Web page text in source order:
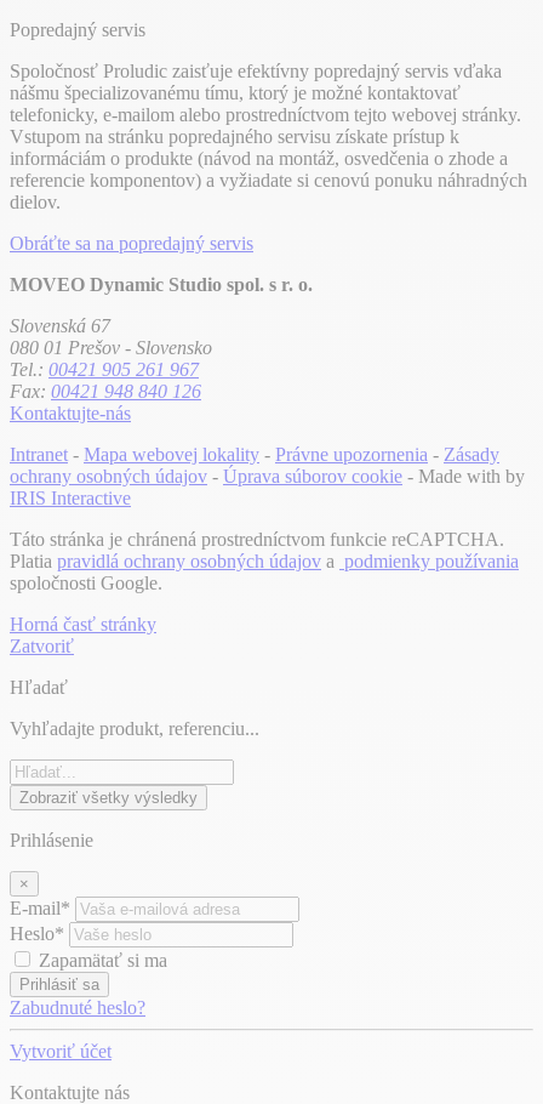
Popredajný servis
Spoločnosť Proludic zaisťuje efektívny popredajný servis vďaka
nášmu špecializovanému tímu, ktorý je možné kontaktovať
telefonicky, e-mailom alebo prostredníctvom tejto webovej stránky.
Vstupom na stránku popredajného servisu získate prístup k
informáciám o produkte (návod na montáž, osvedčenia o zhode a
referencie komponentov) a vyžiadate si cenovú ponuku náhradných
dielov.
Obráťte sa na popredajný servis
MOVEO Dynamic Studio spol. s r. o.
Slovenská 67
080 01 Prešov - Slovensko
Tel.: 00421 905 261 967
Fax: 00421 948 840 126
Kontaktujte-nás
Intranet - Mapa webovej lokality - Právne upozornenia - Zásady
ochrany osobných údajov - Úprava súborov cookie - Made with by
IRIS Interactive
Táto stránka je chránená prostredníctvom funkcie reCAPTCHA.
Platia pravidlá ochrany osobných údajov a podmienky používania
spoločnosti Google.
Horná časť stránky
Zatvoriť
Hľadať
Vyhľadajte produkt, referenciu...
Zobraziť všetky výsledky
Prihlásenie
×
E-mail*
Heslo*
Zapamätať si ma
Prihlásiť sa
Zabudnuté heslo?
Vytvoriť účet
Kontaktujte nás